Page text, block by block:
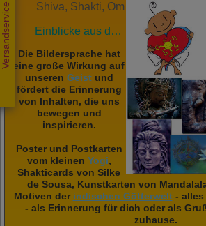
Versandservice Shiva, Shakti, Om
Einblicke aus der Yoga Vidya Tradition
Die Bildersprache hat
eine große Wirkung auf
unseren Geistund
fördert die Erinnerung
von Inhalten, die uns
bewegen und
inspirieren.
Poster und Postkarten
vom kleinen Yogi,
Shakticards von Silke
de Sousa, Kunstkarten von
Motiven der indischen Götterwelt- alles
- als Erinnerung für dich oder als
zuhause.